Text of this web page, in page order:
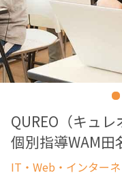
QUREO（キュ
個別指導WAM田
IT・Web・インター